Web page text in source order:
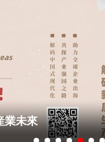
”網上主題宣傳活動